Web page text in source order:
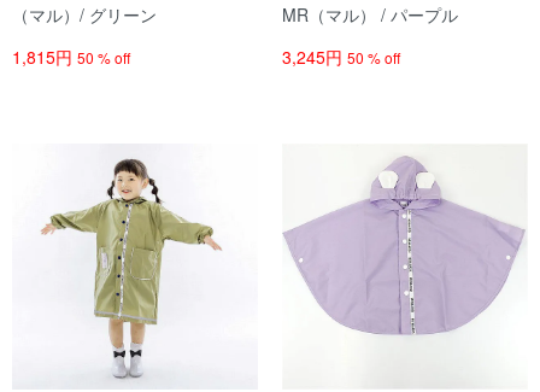
（マル）/ グリーン
1,815円 50 % off
MR（マル） / パープル
3,245円 50 % off